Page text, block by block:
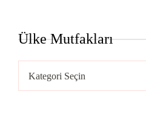
Ülke Mutfakları
Mutfakları